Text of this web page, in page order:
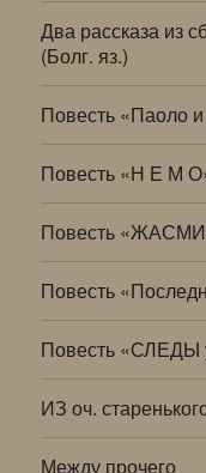
Два рассказа из
(Болг. яз.)
Повесть «Паоло
Повесть «Н Е М
Повесть
Повесть
Повесть
ИЗ оч.
Между прочего